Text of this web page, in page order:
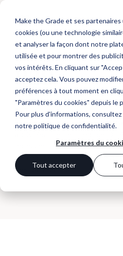
Make the Grade et ses
cookies (ou une technologie
et analyser la façon dont notre
utilisée et pour montrer des
vos intérêts. En cliquant sur
acceptez cela. Vous pouvez
préférences à tout moment en
"Paramètres du cookies" depuis le
Pour plus d'informations,
notre politique de confidentialité.
Paramètres du
Tout accepter
DÉFINITION
B2B
B2B : business to business,
"entreprise à entreprise" en
activités inter-entreprise.
consumer qui constitue les
entreprise et un personne
des particuliers.